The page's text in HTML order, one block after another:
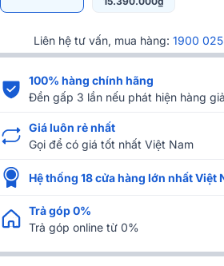
Liên hệ tư vấn, mua hàng: 1900
100% hàng chính hãng
Đền gấp 3 lần nếu phát hiện hàng giả
Giá luôn rẻ nhất
Gọi để có giá tốt nhất Việt Nam
Hệ thống 18 cửa hàng lớn nhất Việt
Trả góp 0%
Trả góp online từ 0%